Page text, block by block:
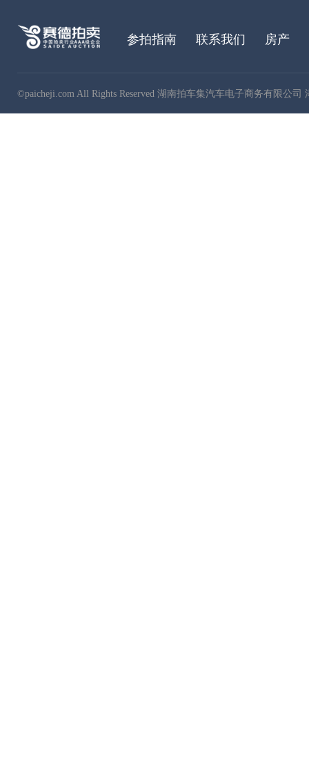
参拍指南 联系我们 房产
©paicheji.com All Rights Reserved 湖南拍车集汽车电子商务有限公